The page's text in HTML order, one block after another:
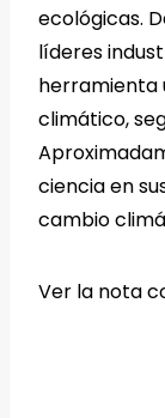
ecológicas.
líderes
herramienta
climático,
ciencia en
cambio
Ver la nota